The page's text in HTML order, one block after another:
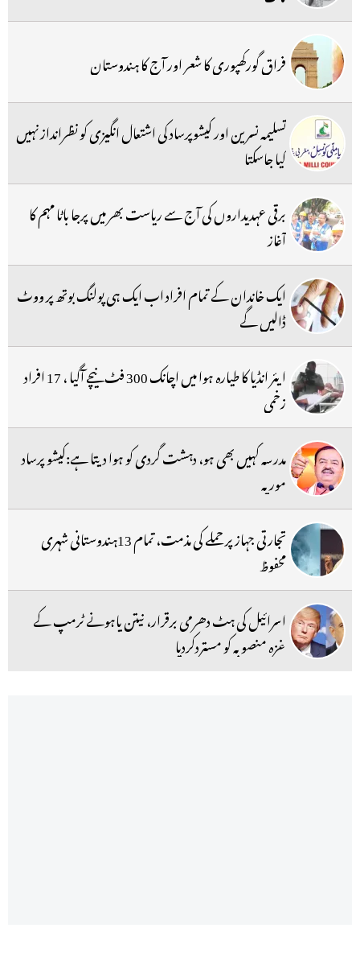
فراق گورکھپوری کا شعر اور آج کا ہندوستان
تسلیمہ نسرین اور کیشوپرساد کی اشتعال انگیزی کو نظرانداز نہیں
کیا جاسکتا
برقی عہدیداروں کی آج سے ریاست بھر میں پرجا باٹا مہم کا
آغاز
ایک خاندان کے تمام افراد اب ایک ہی پولنگ بوتھ پر ووٹ
ڈالیں گے
ایئر انڈیا کا طیارہ ہوا میں اچانک 300 فٹ نیچے آگیا ، 17 افراد
زخمی
مدرسہ کہیں بھی ہو، دہشت گردی کو ہوا دیتا ہے:کیشو پرساد
موریہ
تجارتی جہاز پر حملے کی مذمت، تمام 13ہندوستانی شہری
محفوظ
اسرائیل کی ہٹ دھرمی برقرار، نیتن یاہونے ٹرمپ کے
غزہ منصوبہ کو مستردکردیا